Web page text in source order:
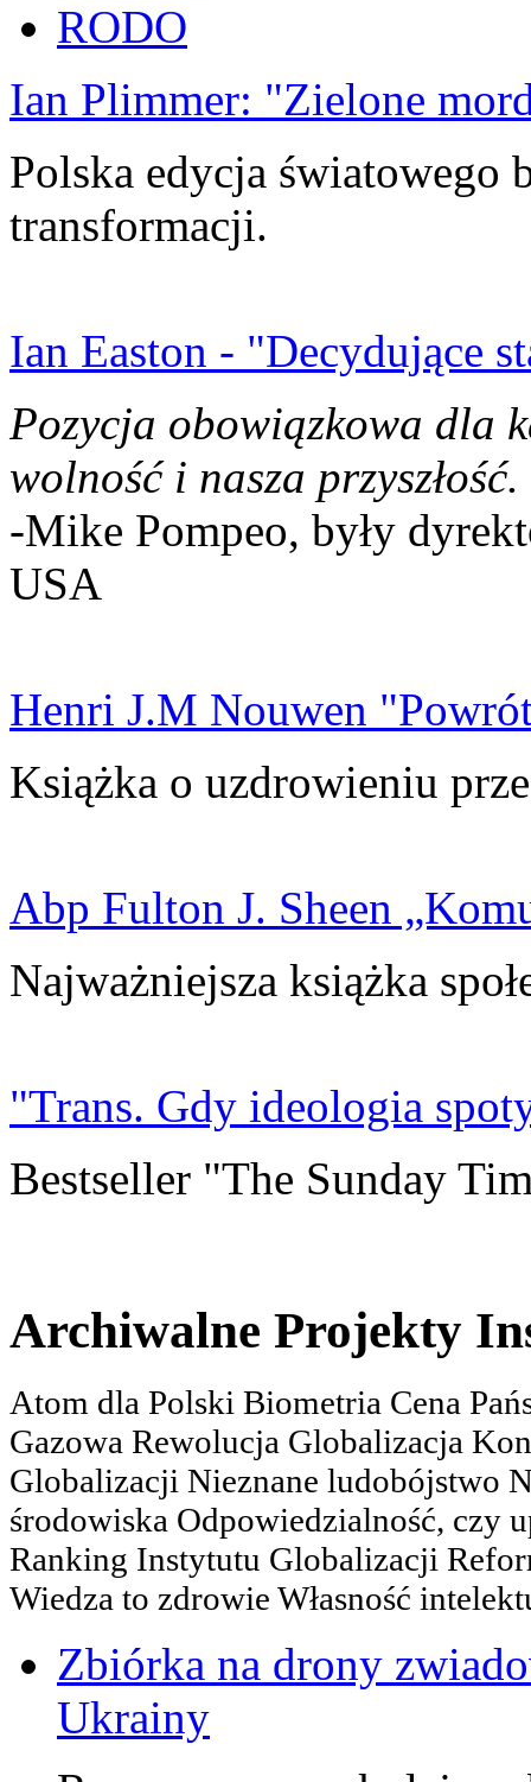
RODO
Ian Plimmer: "Zielone
Polska edycja światowego
transformacji.
Ian Easton - "Decydujące
Pozycja obowiązkowa dla
wolność i nasza przyszłość.
-Mike Pompeo, były
USA
Henri J.M Nouwen
Książka o uzdrowieniu
Abp Fulton J. Sheen
Najważniejsza książka
"Trans. Gdy ideologia
Bestseller "The Sunday
Archiwalne Projekty
Atom dla Polski Biometria Cena
Gazowa Rewolucja Globalizacja
Globalizacji Nieznane ludobójstwo
środowiska Odpowiedzialność, czy
Ranking Instytutu Globalizacji
Wiedza to zdrowie Własność
Zbiórka na drony
Ukrainy